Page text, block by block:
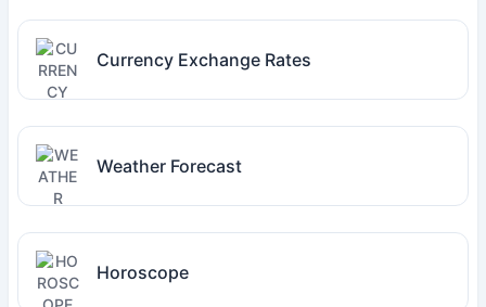
Currency Exchange Rates
Weather Forecast
Horoscope